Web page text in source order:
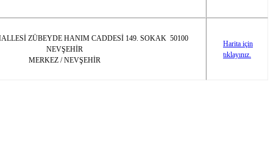
ZÜBEYDE HANIM CADDESİ 149. SOKAK 50100
NEVŞEHİR
MERKEZ / NEVŞEHİR
Harita için
tıklayınız.